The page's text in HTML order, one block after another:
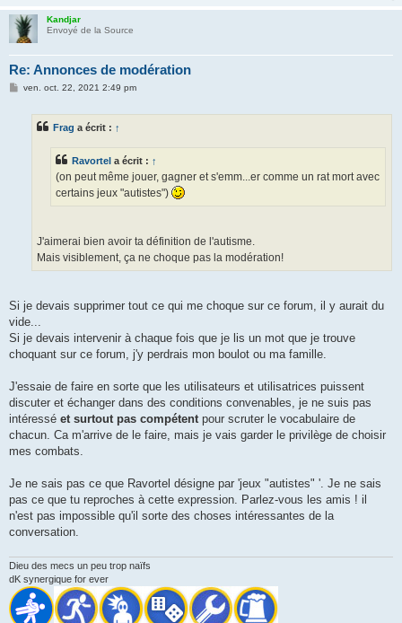
Kandjar
Envoyé de la Source
Re: Annonces de modération
Mven. oct. 22, 2021 2:49 pm
Frag a écrit : ↑
Ravortel a écrit : ↑
(on peut même jouer, gagner et s'emm...er comme un rat mort avec
certains jeux "autistes")
J'aimerai bien avoir ta définition de l'autisme.
Mais visiblement, ça ne choque pas la modération!
Si je devais supprimer tout ce qui me choque sur ce forum, il y aurait du
vide...
Si je devais intervenir à chaque fois que je lis un mot que je trouve
choquant sur ce forum, j'y perdrais mon boulot ou ma famille.
J'essaie de faire en sorte que les utilisateurs et utilisatrices puissent
discuter et échanger dans des conditions convenables, je ne suis pas
intéressé et surtout pas compétentpour scruter le vocabulaire de
chacun. Ca m'arrive de le faire, mais je vais garder le privilège de choisir
mes combats.
Je ne sais pas ce que Ravortel désigne par 'jeux "autistes" '. Je ne sais
pas ce que tu reproches à cette expression. Parlez-vous les amis ! il
n'est pas impossible qu'il sorte des choses intéressantes de la
conversation.
Dieu des mecs un peu trop naïfs
dK synergique for ever